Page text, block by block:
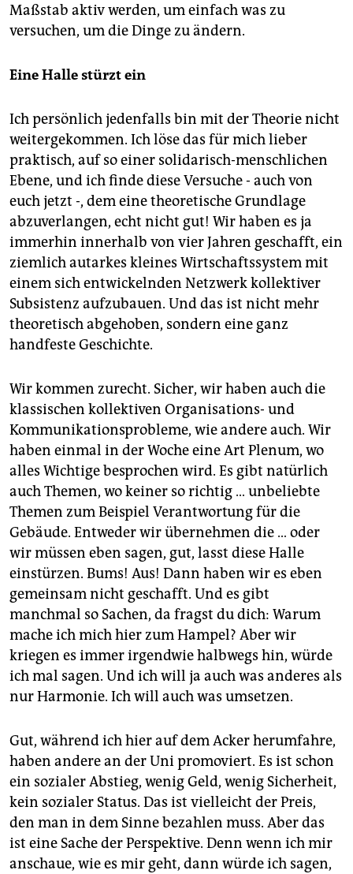
Maßstab aktiv werden, um einfach was zu
versuchen, um die Dinge zu ändern.
Eine Halle stürzt ein
Ich persönlich jedenfalls bin mit der Theorie nicht
weitergekommen. Ich löse das für mich lieber
praktisch, auf so einer solidarisch-menschlichen
Ebene, und ich finde diese Versuche - auch von
euch jetzt -, dem eine theoretische Grundlage
abzuverlangen, echt nicht gut! Wir haben es ja
immerhin innerhalb von vier Jahren geschafft, ein
ziemlich autarkes kleines Wirtschaftssystem mit
einem sich entwickelnden Netzwerk kollektiver
Subsistenz aufzubauen. Und das ist nicht mehr
theoretisch abgehoben, sondern eine ganz
handfeste Geschichte.
Wir kommen zurecht. Sicher, wir haben auch die
klassischen kollektiven Organisations- und
Kommunikationsprobleme, wie andere auch. Wir
haben einmal in der Woche eine Art Plenum, wo
alles Wichtige besprochen wird. Es gibt natürlich
auch Themen, wo keiner so richtig … unbeliebte
Themen zum Beispiel Verantwortung für die
Gebäude. Entweder wir übernehmen die … oder
wir müssen eben sagen, gut, lasst diese Halle
einstürzen. Bums! Aus! Dann haben wir es eben
gemeinsam nicht geschafft. Und es gibt
manchmal so Sachen, da fragst du dich: Warum
mache ich mich hier zum Hampel? Aber wir
kriegen es immer irgendwie halbwegs hin, würde
ich mal sagen. Und ich will ja auch was anderes als
nur Harmonie. Ich will auch was umsetzen.
Gut, während ich hier auf dem Acker herumfahre,
haben andere an der Uni promoviert. Es ist schon
ein sozialer Abstieg, wenig Geld, wenig Sicherheit,
kein sozialer Status. Das ist vielleicht der Preis,
den man in dem Sinne bezahlen muss. Aber das
ist eine Sache der Perspektive. Denn wenn ich mir
anschaue, wie es mir geht, dann würde ich sagen,